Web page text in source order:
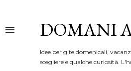
DOMANI
Idee per gite domenicali,
scegliere e qualche curiosità.